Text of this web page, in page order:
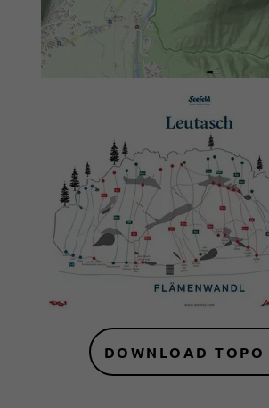
DOWNLOAD TOPO